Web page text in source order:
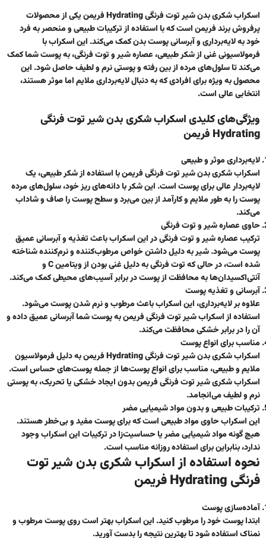
اسکراب شکری بدن شیر توت فرنگی Hydrating فریمن
یکی از محصولات
پرفروش برند فریمن است که با استفاده از ترکیبات طبیعی و منحصر به فرد
خود به لایه‌برداری و آبرسانی پوست بدن کمک می‌کند. این اسکراب با
فرمولاسیونی غنی از شکر طبیعی، عصاره شیر و توت فرنگی، به پوست شما کمک
می‌کند تا سلول‌های مرده از بین رفته و پوستی نرم و لطیف حاصل شود. این
محصول به ویژه برای افرادی که به دنبال لایه‌برداری ملایم اما موثر هستند،
انتخابی عالی است.
ویژگی‌های کلیدی اسکراب شکری بدن شیر توت فرنگی
Hydrating فریمن
لایه‌برداری موثر و طبیعی
اسکراب شکری بدن شیر توت فرنگی فریمن با استفاده از شکر طبیعی، یک
لایه‌بردار عالی برای پوست است. این شکر با دانه‌های ریز خود، سلول‌های مرده
پوست را به طور ملایم و کارآمد از بین می‌برد و سطح پوست را صاف و شاداب
می‌کند.
حاوی عصاره شیر و توت فرنگی
ترکیب عصاره شیر و توت فرنگی در این اسکراب باعث تغذیه و آبرسانی عمیق
پوست می‌شود. شیر به دلیل داشتن خواص مرطوب‌کننده و نرم‌کننده شناخته
شده است، در حالی که توت فرنگی به دلیل غنی بودن از ویتامین C و
آنتی‌اکسیدان‌ها به محافظت از پوست در برابر آسیب‌های محیطی کمک می‌کند.
آبرسانی و تغذیه پوست
علاوه بر لایه‌برداری، این اسکراب باعث مرطوب و نرم شدن پوست می‌شود.
استفاده از اسکراب شیر توت فرنگی فریمن به پوست شما آبرسانی عمیق داده و
آن را در برابر خشکی محافظت می‌کند.
مناسب برای انواع پوست
اسکراب شکری بدن شیر توت فرنگی Hydrating فریمن به دلیل فرمولاسیون
ملایم و طبیعی، مناسب برای انواع پوست‌ها از جمله پوست‌های حساس است.
اسکراب شکری شیر توت فرنگی فریمن بدون ایجاد خشکی یا تحریک، به پوستی
نرم و لطیف می‌انجامد.
ترکیبات طبیعی و بدون مواد شیمیایی مضر
این اسکراب حاوی مواد طبیعی است که برای پوست مفید و بی‌خطر هستند.
هیچ گونه مواد شیمیایی مضر یا حساسیت‌زا در ترکیبات این اسکراب وجود
ندارد، بنابراین برای استفاده روزانه مناسب است.
نحوه استفاده از اسکراب شکری بدن شیر توت
فرنگی Hydrating فریمن
آماده‌سازی پوست
ابتدا پوست خود را مرطوب کنید. این اسکراب بهتر است روی پوست مرطوب و
نمناک استفاده شود تا بهترین نتیجه را بدست آورید.